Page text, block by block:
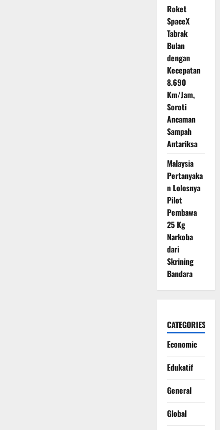
Roket
SpaceX
Tabrak
Bulan
dengan
Kecepatan
8.690
Km/Jam,
Soroti
Ancaman
Sampah
Antariksa
Malaysia
Pertanyaka
n Lolosnya
Pilot
Pembawa
25 Kg
Narkoba
dari
Skrining
Bandara
CATEGORIES
Economic
Edukatif
General
Global